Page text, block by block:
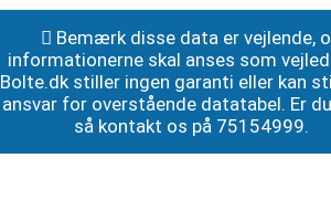
Bemærk disse data er vejlende,
informationerne skal anses som
Bolte.dk stiller ingen garanti eller kan
ansvar for overstående datatabel. Er
så kontakt os på 75154999.